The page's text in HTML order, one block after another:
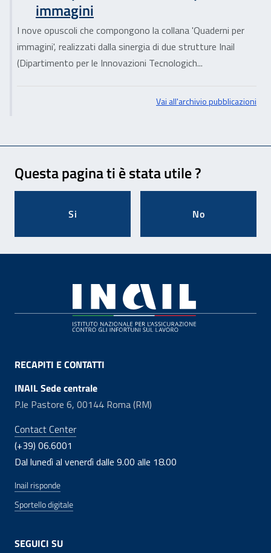
immagini
I nove opuscoli che compongono la collana 'Quaderni per
immagini', realizzati dalla sinergia di due strutture Inail
(Dipartimento per le Innovazioni Tecnologich...
Vai all'archivio pubblicazioni
Questa pagina ti è stata utile ?
Si No
RECAPITI E CONTATTI
INAIL Sede centrale
P.le Pastore 6, 00144 Roma (RM)
Contact Center
(+39) 06.6001
Dal lunedì al venerdì dalle 9.00 alle 18.00
Inail risponde
Sportello digitale
SEGUICI SU